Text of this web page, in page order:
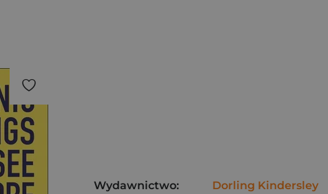
Wydawnictwo: Dorling Kindersley